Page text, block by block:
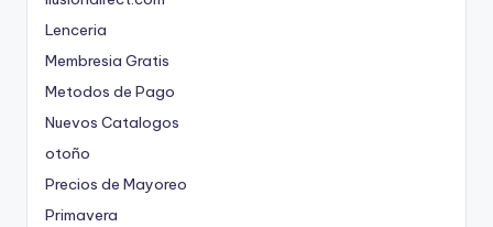
Lenceria
Membresia Gratis
Metodos de Pago
Nuevos Catalogos
otoño
Precios de Mayoreo
Primavera